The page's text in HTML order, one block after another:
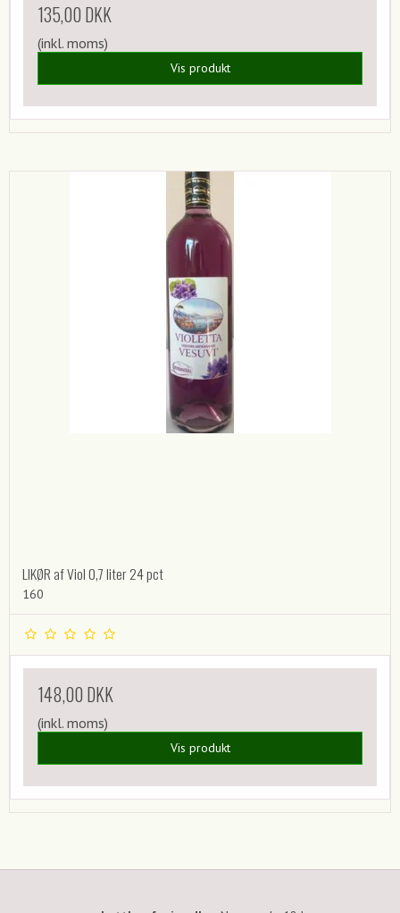
135,00 DKK
(inkl. moms)
Vis produkt
LIKØR af Viol 0,7 liter 24 pct
160
148,00 DKK
(inkl. moms)
Vis produkt